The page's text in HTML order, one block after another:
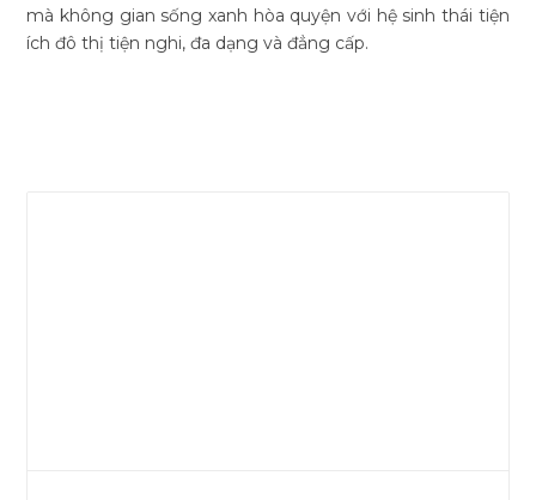
mà không gian sống xanh hòa quyện với hệ sinh thái tiện
ích đô thị tiện nghi, đa dạng và đẳng cấp.